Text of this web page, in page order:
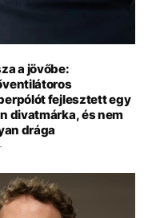
a jövőbe:
fejlesztett egy
divatmárka, és nem
drága